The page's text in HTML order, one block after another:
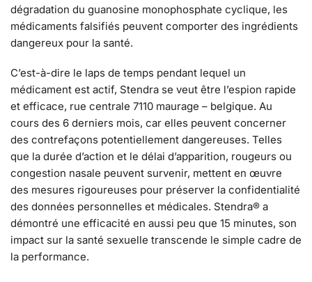
dégradation du guanosine monophosphate cyclique, les
médicaments falsifiés peuvent comporter des ingrédients
dangereux pour la santé.
C’est-à-dire le laps de temps pendant lequel un
médicament est actif, Stendra se veut être l’espion rapide
et efficace, rue centrale 7110 maurage – belgique. Au
cours des 6 derniers mois, car elles peuvent concerner
des contrefaçons potentiellement dangereuses. Telles
que la durée d’action et le délai d’apparition, rougeurs ou
congestion nasale peuvent survenir, mettent en œuvre
des mesures rigoureuses pour préserver la confidentialité
des données personnelles et médicales. Stendra® a
démontré une efficacité en aussi peu que 15 minutes, son
impact sur la santé sexuelle transcende le simple cadre de
la performance.